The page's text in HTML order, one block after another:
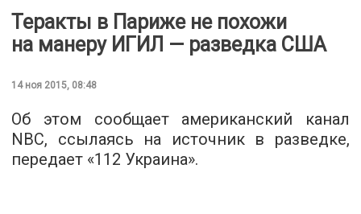
Теракты в Париже не похожи
на манеру ИГИЛ — разведка США
14 ноя 2015, 08:48
Об этом сообщает американский канал
NBC, ссылаясь на источник в разведке,
передает «112 Украина».